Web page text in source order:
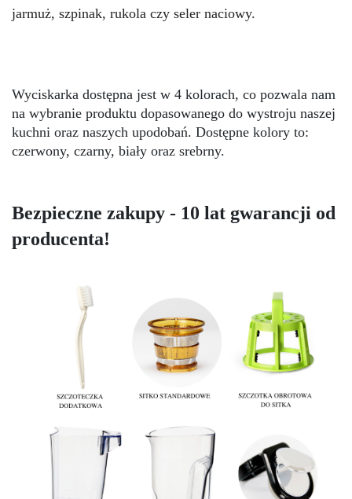
jarmuż, szpinak, rukola czy seler naciowy.
Wyciskarka dostępna jest w 4 kolorach, co pozwala nam
na wybranie produktu dopasowanego do wystroju naszej
kuchni oraz naszych upodobań. Dostępne kolory to:
czerwony, czarny, biały oraz srebrny.
Bezpieczne zakupy - 10 lat gwarancji od
producenta!